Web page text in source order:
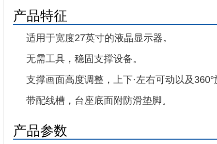
产品特征
适用于宽度27英寸的液晶显示器。
无需工具，稳固支撑设备。
支撑画面高度调整，上下·左右可动以及360°
带配线槽，台座底面附防滑垫脚。
产品参数